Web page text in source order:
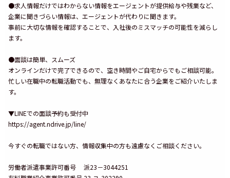
●求人情報だけではわからない情報をエージェントが提供給与や残業など、
企業に聞きづらい情報は、エージェントが代わりに聞きます。
事前に大切な情報を確認することで、入社後のミスマッチの可能性を減らし
ます。
●面談は簡単、スムーズ
オンラインだけで完了できるので、空き時間やご自宅からでもご相談可能。
忙しい在職中の転職活動でも、無理なくあなたに合う企業をご紹介いたしま
す。
▼LINEでの面談予約も受付中
https://agent.ndrive.jp/line/
今すぐの転職ではない方、情報収集中の方も遠慮なくご相談ください。
労働者派遣事業許可番号 派23－3044251